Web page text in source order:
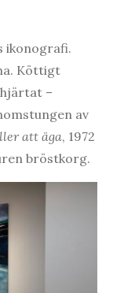
ikonografi.
Köttigt
–
av
att äga, 1972
bröstkorg.